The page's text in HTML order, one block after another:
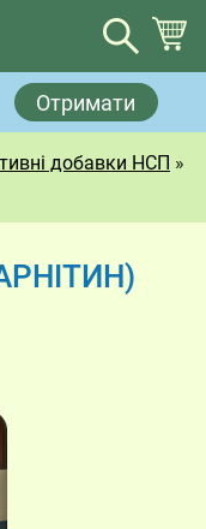
Отримати
добавки НСП »